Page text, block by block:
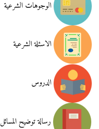
الوجوهات الشرعية
الاسئلة الشرعية
الدروس
رسالة توضيح المسائل